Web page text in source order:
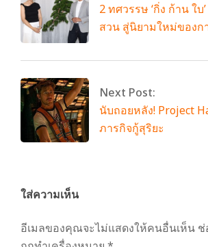
2 ทศวรรษ ‘กิ่ง ก้าน ใ
สวน สู่นิยามใหม่ของก
Next Post:
นับถอยหลัง! Project
ภารกิจกู้สุริยะ
ใส่ความเห็น
อีเมลของคุณจะไม่แสดงให้คนอื่นเห็น ช่